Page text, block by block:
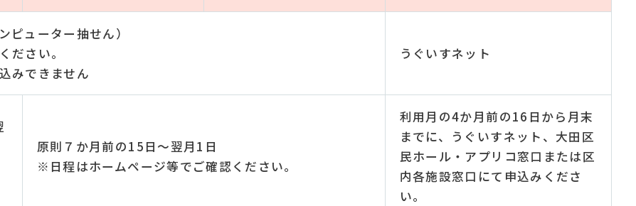
ピューター抽せん）
ださい。
みできません
うぐいすネット
原則７か月前の15日～翌月1日
※日程はホームページ等でご確認ください。
利用月の4か月前の16日から月末
までに、うぐいすネット、大田区
民ホール・アプリコ窓口または区
内各施設窓口にて申込みくださ
い。